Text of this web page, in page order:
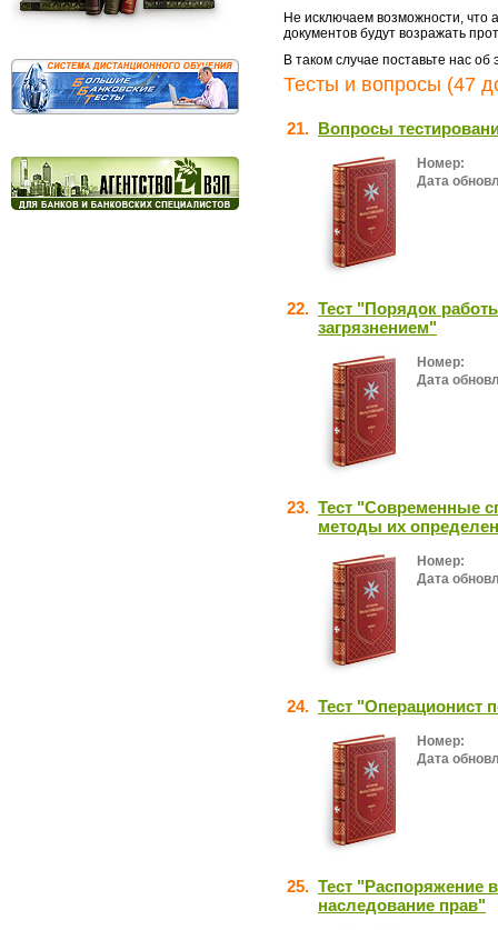
Не исключаем возможности, что
документов будут возражать
В таком случае поставьте нас
Тесты и вопросы (47
21. Вопросы
Номер:
Дата
22. Тест "Порядок
загрязнением"
Номер:
Дата
23. Тест "Современные
методы их
Номер:
Дата
24. Тест
Номер:
Дата
25. Тест "Распоряжение
наследование прав"